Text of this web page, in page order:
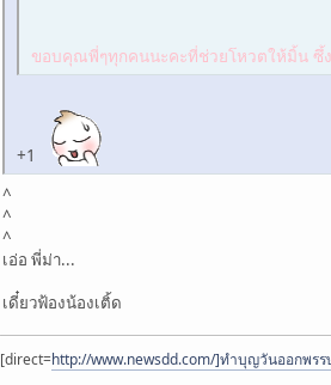
ขอบคุณพี่ๆทุกคนนะคะที่ช่วยโหวตให้มิ้น ซึ้ง
+1
^
^
^
เอ่อ พี่ม่า...
เดี๋ยวฟ้องน้องเติ้ด
[direct=http://www.newsdd.com/]ทำบุญวันออกพรร